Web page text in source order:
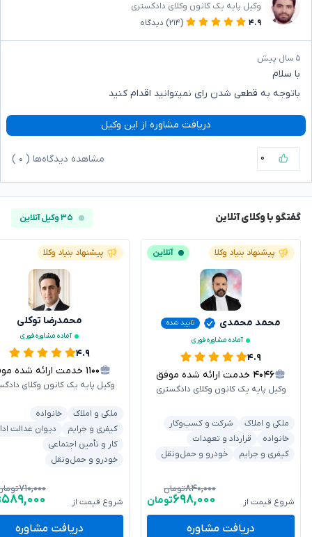
وکیل پایه یک کانون وکلای دادگستری
۴.۹
(۲۱۴) دیدگاه
۵ سال پیش
با سلام
باتوجه به قطعی شدن رای نمیتوانید اقدام کنید
دریافت مشاوره از این وکیل
۰ مشاهده دیدگاه‌ها ( ۰
گفتگو با وکلای آنلاین ۳۵ وکیل آنلاین
پیشنهاد بنیاد وکلا آنلاین
محمد محمدی
تایید شده
آماده مشاوره فوری
۴.۹
۴۰۴۶ خدمت ارائه شده موفق
وکیل پایه یک کانون وکلای دادگستری
ملکی و املاک
شرکت و کسب‌وکار
خانواده
قرارداد و تعهدات
کیفری و جرایم
خودرو و حمل‌ونقل
شروع قیمت از
۸۴۰,۰۰۰تومان
۶۹۸,۰۰۰تومان
دریافت مشاوره
پیشنهاد بنیاد وکلا
محمدرضا توکلی
آماده مشاوره فوری
۴.۹
۱۱۰۰ خدمت ارائه شده موفق
وکیل پایه یک کانون وکلای
ملکی و املاک
خانواده
کیفری و جرایم
دیوان عدالت
کار و تأمین اجتماعی
خودرو و حمل‌ونقل
شروع قیمت از
۷۱۰,۰۰۰
۵۸۹,۰۰۰
دریافت مشاوره